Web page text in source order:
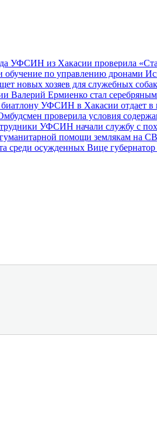
УФСИН из Хакасии проверила
по управлению дронами
новых хозяев для служебных собак
Ермиенко стал
УФСИН в Хакасии отдает в
проверила условия
УФСИН начали службу с
помощи землякам на
среди осужденных Вице